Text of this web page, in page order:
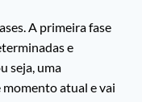
A primeira fase
e
seja, uma
atual e vai